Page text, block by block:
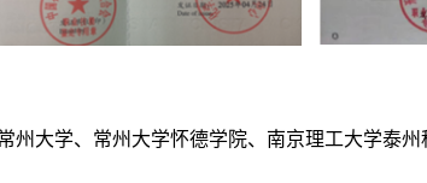
州大学、常州大学怀德学院、南京理工大学泰州